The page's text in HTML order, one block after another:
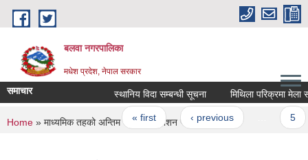
Skip to main content
बलवा नगरपालिका
मधेश प्रदेश, नेपाल सरकार
समाचार स्थानिय विदा सम्बन्धी सूचना मिथिला परिक्रमा मेला
Pages
« first ‹ previous
You are here
Home » माध्यमिक तहको अन्तिम नतिजा परकाशन सम्बन्धमा